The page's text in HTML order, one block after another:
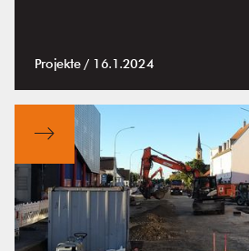
Projekte / 16.1.2024